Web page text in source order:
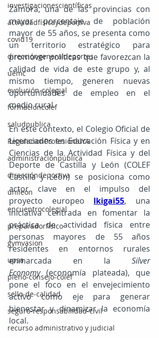
investigacionescientíficas
actividadfísicaydeportiva
covid19
direccióngeneraldeportes
uemc
evolución-colegial
formacioncolef
saludpublica
RegulacionProfesionalYA
administraciónpública
direccióndeportiva
unileon
encuentrocolegial
preparadorfísico
gymvasion
upsa
pleno-consejo-colef
sello-de-calidad
seguro-responsabilidad-civil
recurso administrativo y judicial
Zamora, una de las provincias con
mayor porcentaje de población
mayor de 55 años, se presenta como
un territorio estratégico para
promover políticas que favorezcan la
calidad de vida de este grupo y, al
mismo tiempo, generen nuevas
oportunidades de empleo en el
medio rural.
En este contexto, el Colegio Oficial de
Licenciados en Educación Física y en
Ciencias de la Actividad Física y del
Deporte de Castilla y León (COLEF
Castilla y León) se posiciona como
actor clave en el impulso del
proyecto europeo Ikigai55, una
iniciativa centrada en fomentar la
práctica de actividad física entre
personas mayores de 55 años
residentes en entornos rurales
enmarcada en la Silver
Economy (economía plateada), que
pone el foco en el envejecimiento
activo como eje para generar
bienestar y dinamizar la economía
local.